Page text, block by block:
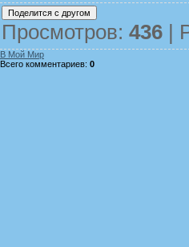
Просмотров: 436 |
В Мой Мир
Всего комментариев: 0